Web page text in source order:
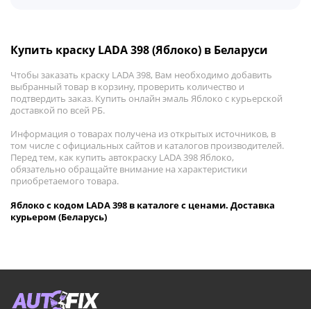
Купить краску LADA 398 (Яблоко) в Беларуси
Чтобы заказать краску LADA 398, Вам необходимо добавить
выбранный товар в корзину, проверить количество и
подтвердить заказ. Купить онлайн эмаль Яблоко с курьерской
доставкой по всей РБ.
Информация о товарах получена из открытых источников, в
том числе с официальных сайтов и каталогов производителей.
Перед тем, как купить автокраску LADA 398 Яблоко,
обязательно обращайте внимание на характеристики
приобретаемого товара.
Яблоко с кодом LADA 398 в каталоге с ценами. Доставка
курьером (Беларусь)